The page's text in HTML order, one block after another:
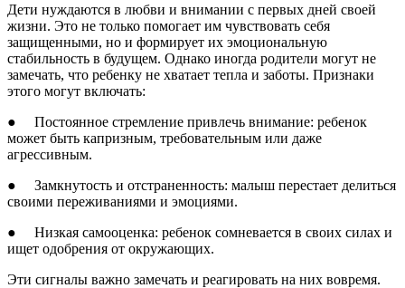
Дети нуждаются в любви и внимании с первых дней своей
жизни. Это не только помогает им чувствовать себя
защищенными, но и формирует их эмоциональную
стабильность в будущем. Однако иногда родители могут не
замечать, что ребенку не хватает тепла и заботы. Признаки
этого могут включать:
● Постоянное стремление привлечь внимание: ребенок
может быть капризным, требовательным или даже
агрессивным.
● Замкнутость и отстраненность: малыш перестает делиться
своими переживаниями и эмоциями.
● Низкая самооценка: ребенок сомневается в своих силах и
ищет одобрения от окружающих.
Эти сигналы важно замечать и реагировать на них вовремя.